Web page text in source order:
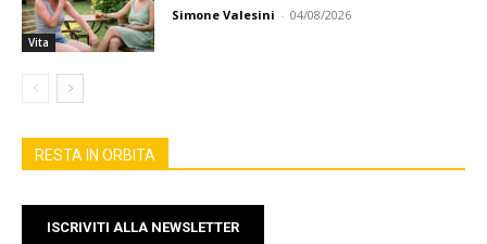
Vita
Simone Valesini - 04/08/2026
RESTA IN ORBITA
ISCRIVITI ALLA NEWSLETTER